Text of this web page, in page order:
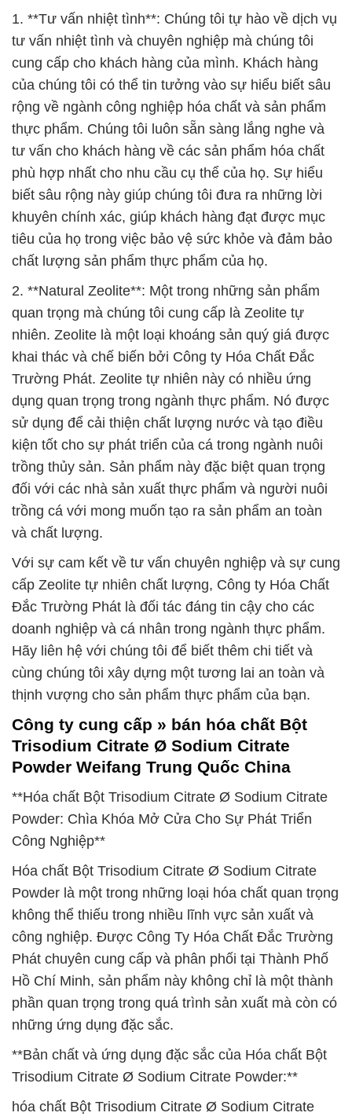
1. **Tư vấn nhiệt tình**: Chúng tôi tự hào về dịch vụ
tư vấn nhiệt tình và chuyên nghiệp mà chúng tôi
cung cấp cho khách hàng của mình. Khách hàng
của chúng tôi có thể tin tưởng vào sự hiểu biết sâu
rộng về ngành công nghiệp hóa chất và sản phẩm
thực phẩm. Chúng tôi luôn sẵn sàng lắng nghe và
tư vấn cho khách hàng về các sản phẩm hóa chất
phù hợp nhất cho nhu cầu cụ thể của họ. Sự hiểu
biết sâu rộng này giúp chúng tôi đưa ra những lời
khuyên chính xác, giúp khách hàng đạt được mục
tiêu của họ trong việc bảo vệ sức khỏe và đảm bảo
chất lượng sản phẩm thực phẩm của họ.
2. **Natural Zeolite**: Một trong những sản phẩm
quan trọng mà chúng tôi cung cấp là Zeolite tự
nhiên. Zeolite là một loại khoáng sản quý giá được
khai thác và chế biến bởi Công ty Hóa Chất Đắc
Trường Phát. Zeolite tự nhiên này có nhiều ứng
dụng quan trọng trong ngành thực phẩm. Nó được
sử dụng để cải thiện chất lượng nước và tạo điều
kiện tốt cho sự phát triển của cá trong ngành nuôi
trồng thủy sản. Sản phẩm này đặc biệt quan trọng
đối với các nhà sản xuất thực phẩm và người nuôi
trồng cá với mong muốn tạo ra sản phẩm an toàn
và chất lượng.
Với sự cam kết về tư vấn chuyên nghiệp và sự cung
cấp Zeolite tự nhiên chất lượng, Công ty Hóa Chất
Đắc Trường Phát là đối tác đáng tin cậy cho các
doanh nghiệp và cá nhân trong ngành thực phẩm.
Hãy liên hệ với chúng tôi để biết thêm chi tiết và
cùng chúng tôi xây dựng một tương lai an toàn và
thịnh vượng cho sản phẩm thực phẩm của bạn.
Công ty cung cấp » bán hóa chất Bột
Trisodium Citrate Ø Sodium Citrate
Powder Weifang Trung Quốc China
**Hóa chất Bột Trisodium Citrate Ø Sodium Citrate
Powder: Chìa Khóa Mở Cửa Cho Sự Phát Triển
Công Nghiệp**
Hóa chất Bột Trisodium Citrate Ø Sodium Citrate
Powder là một trong những loại hóa chất quan trọng
không thể thiếu trong nhiều lĩnh vực sản xuất và
công nghiệp. Được Công Ty Hóa Chất Đắc Trường
Phát chuyên cung cấp và phân phối tại Thành Phố
Hồ Chí Minh, sản phẩm này không chỉ là một thành
phần quan trọng trong quá trình sản xuất mà còn có
những ứng dụng đặc sắc.
**Bản chất và ứng dụng đặc sắc của Hóa chất Bột
Trisodium Citrate Ø Sodium Citrate Powder:**
hóa chất Bột Trisodium Citrate Ø Sodium Citrate